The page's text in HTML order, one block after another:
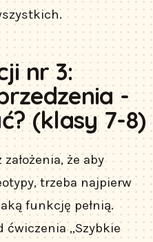
nr 3:
-
(klasy 7-8)
że aby
trzeba najpierw
funkcję pełnią.
ćwiczenia „Szybkie